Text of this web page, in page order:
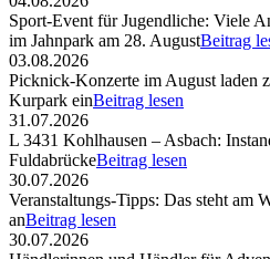
Sport-Event für Jugendliche: Viele
im Jahnpark am 28. AugustBeitrag
03.08.2026
Picknick-Konzerte im August laden
Kurpark einBeitrag lesen
31.07.2026
L 3431 Kohlhausen – Asbach:
FuldabrückeBeitrag lesen
30.07.2026
Veranstaltungs-Tipps: Das steht am
anBeitrag lesen
30.07.2026